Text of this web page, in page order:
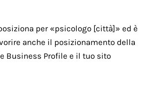
per «psicologo [città]» ed è
anche il posizionamento della
Business Profile e il tuo sito